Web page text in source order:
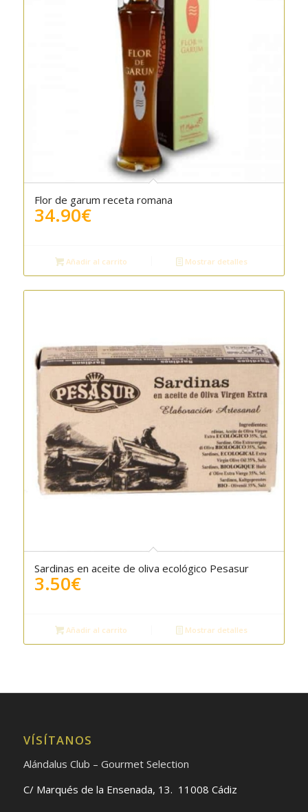
5.00
Flor de garum receta romana
34.90€
Añadir al carrito Mostrar detalles
Sardinas en aceite de oliva ecológico Pesasur
3.50€
Añadir al carrito Mostrar detalles
VÍSÍTANOS
Alándalus Club – Gourmet Selection
C/ Marqués de la Ensenada, 13. 11008 Cádiz